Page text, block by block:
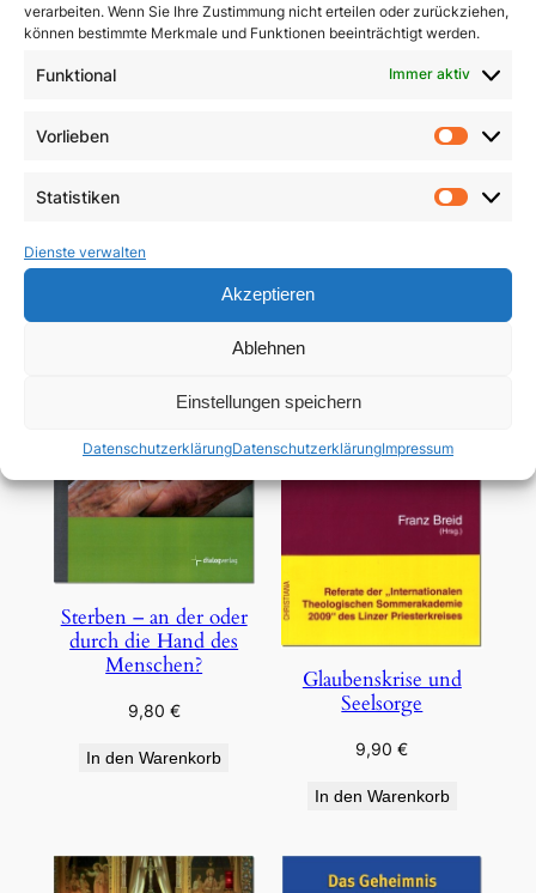
verarbeiten. Wenn Sie Ihre Zustimmung nicht erteilen oder zurückziehen,
können bestimmte Merkmale und Funktionen beeinträchtigt werden.
Funktional Immer aktiv
Vorlieben
Statistiken
Dienste verwalten
Akzeptieren
Ablehnen
Einstellungen speichern
DatenschutzerklärungDatenschutzerklärungImpressum
John Henry Newman
Zweiten Vatikanischen
Sterben – an der oder
durch die Hand des
Menschen?
9,80 €
In den Warenkorb
Glaubenskrise und
Seelsorge
9,90€
In den Warenkorb